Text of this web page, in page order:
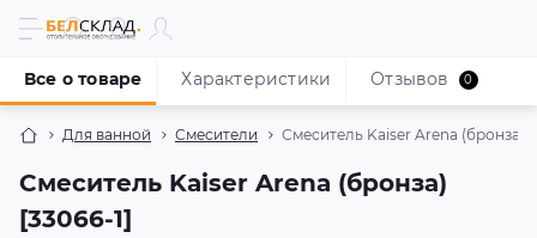
Для ванной Смесители Смеситель Kaiser Arena (бронза)
Смеситель Kaiser Arena (бронза)
[33066-1]
Все о товаре Характеристики Отзывов 0